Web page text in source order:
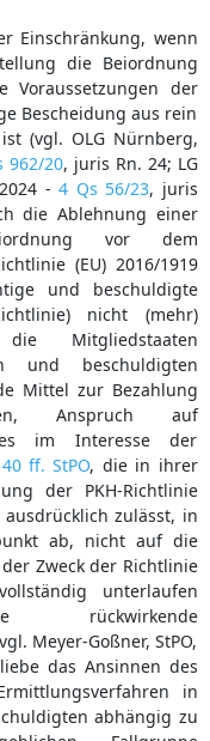
Einschränkung, wenn
die Beiordnung
Voraussetzungen der
Bescheidung aus rein
(vgl. OLG Nürnberg,
962/20, juris Rn. 24; LG
2024 -4 Qs 56/23, juris
die Ablehnung einer
vor dem
(EU) 2016/1919
und beschuldigte
nicht (mehr)
Mitgliedstaaten
und beschuldigten
Mittel zur Bezahlung
Anspruch auf
es im Interesse der
ff. StPO, die in ihrer
der PKH-Richtlinie
zulässt, in
ab, nicht auf die
Zweck der Richtlinie
unterlaufen
Meyer-Goßner, StPO,
das Ansinnen des
in
abhängig zu